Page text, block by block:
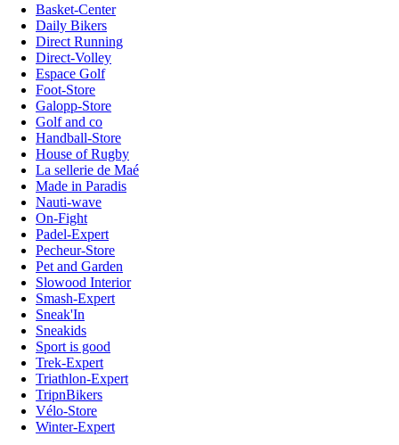
Basket-Center
Daily Bikers
Direct Running
Direct-Volley
Espace Golf
Foot-Store
Galopp-Store
Golf and co
Handball-Store
House of Rugby
La sellerie de Maé
Made in Paradis
Nauti-wave
On-Fight
Padel-Expert
Pecheur-Store
Pet and Garden
Slowood Interior
Smash-Expert
Sneak'In
Sneakids
Sport is good
Trek-Expert
Triathlon-Expert
TripnBikers
Vélo-Store
Winter-Expert